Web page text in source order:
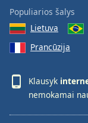
Populiarios šalys
Lietuva
Prancūzija
Klausyk
nemokamai